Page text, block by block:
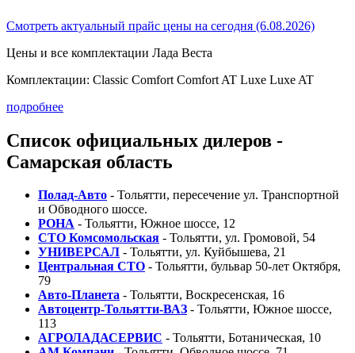
Смотреть актуальный прайс цены на сегодня (6.08.2026)
Цены и все комплектации Лада Веста
Комплектации: Сlassic Comfort Comfort AT Luxe Luxe AT
подробнее
Список официальных дилеров -
Самарская область
Полад-Авто - Тольятти, пересечение ул. Транспортной
и Обводного шоссе.
РОНА - Тольятти, Южное шоссе, 12
СТО Комсомольская - Тольятти, ул. Громовой, 54
УНИВЕРСАЛ - Тольятти, ул. Куйбышева, 21
Центральная СТО - Тольятти, бульвар 50-лет Октября,
79
Авто-Планета - Тольятти, Воскресенская, 16
Автоцентр-Тольятти-ВАЗ - Тольятти, Южное шоссе,
113
АГРОЛАДАСЕРВИС - Тольятти, Ботаническая, 10